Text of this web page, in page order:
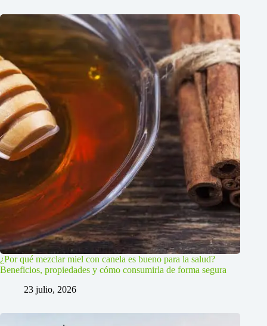
¿Por qué mezclar miel con canela es bueno para la salud?
Beneficios, propiedades y cómo consumirla de forma segura
23 julio, 2026